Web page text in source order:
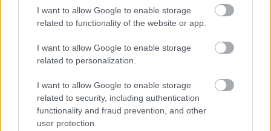
I want to allow Google to enable storage
related to functionality of the website or app.
I want to allow Google to enable storage
related to personalization.
I want to allow Google to enable storage
related to security, including authentication
functionality and fraud prevention, and other
user protection.